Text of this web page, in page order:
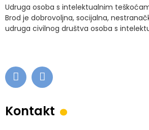
Udruga osoba s intelektualnim
Brod je dobrovoljna, socijalna,
udruga civilnog društva osoba s
Kontakt .